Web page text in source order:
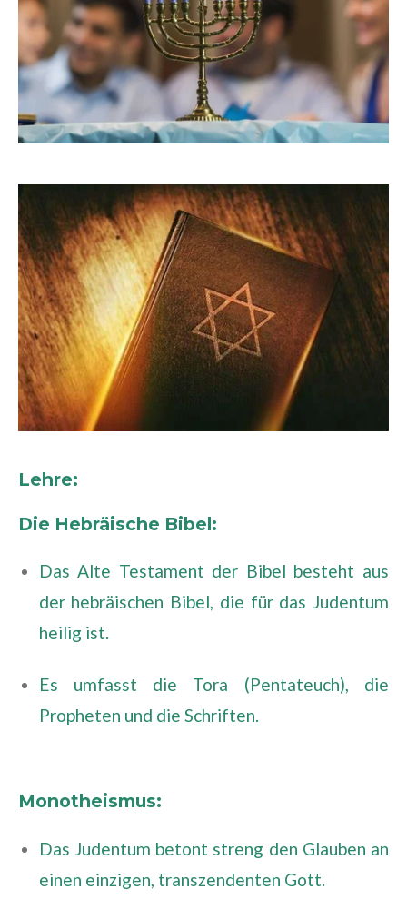
Lehre:
Die Hebräische Bibel:
Das Alte Testament der Bibel besteht aus
der hebräischen Bibel, die für das Judentum
heilig ist.
Es umfasst die Tora (Pentateuch), die
Propheten und die Schriften.
Monotheismus:
Das Judentum betont streng den Glauben an
einen einzigen, transzendenten Gott.